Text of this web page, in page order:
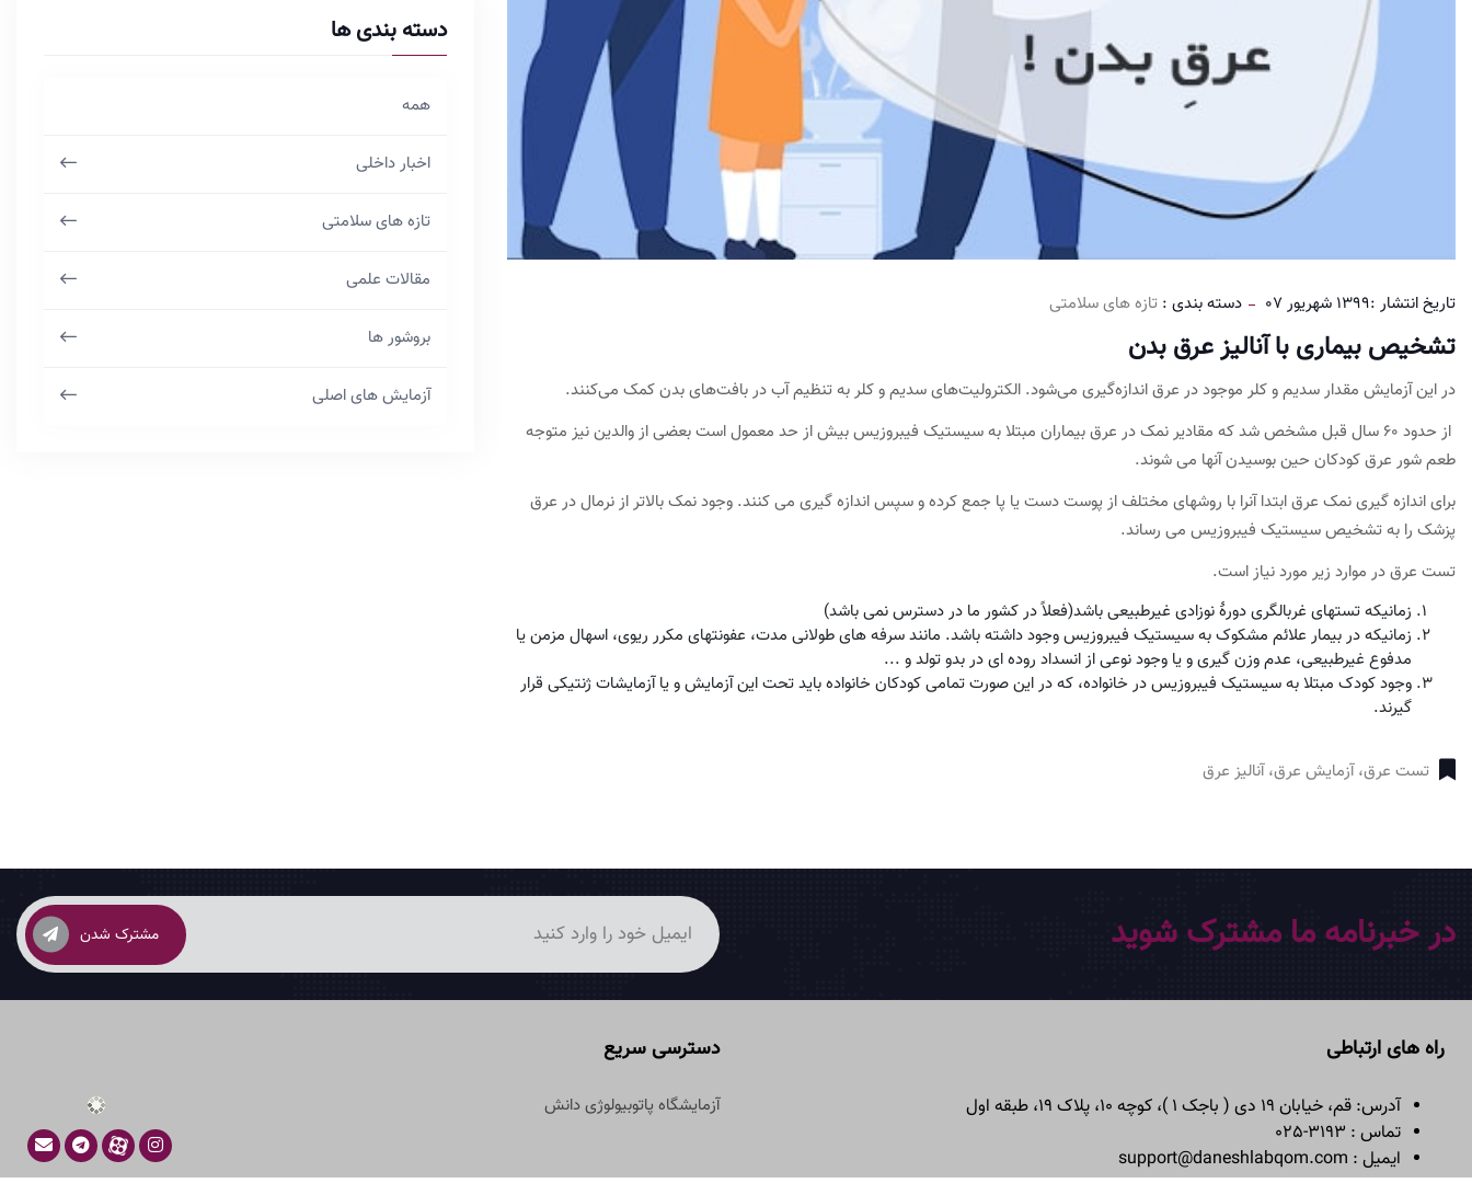
تاریخ انتشار :1399 شهریور 07 دسته بندی : تازه های سلامتی
تشخیص بیماری با آنالیز عرق بدن
در این آزمایش مقدار سدیم و کلر موجود در عرق اندازه‌گیری می‌شود. الکترولیت‌های سدیم و کلر به تنظیم آب در بافت‌های بدن کمک می‌کنند.
از حدود 60 سال قبل مشخص شد که مقادیر نمک در عرق بیماران مبتلا به سیستیک فیبروزیس بیش از حد معمول است بعضی از والدین نیز متوجه
طعم شور عرق کودکان حین بوسیدن آنها می شوند.
برای اندازه گیری نمک عرق ابتدا آنرا با روشهای مختلف از پوست دست یا پا جمع کرده و سپس اندازه گیری می کنند. وجود نمک بالاتر از نرمال در عرق
پزشک را به تشخیص سیستیک فیبروزیس می رساند.
تست عرق در موارد زیر مورد نیاز است.
زمانیکه تستهای غربالگری دورۀ نوزادی غیرطبیعی باشد(فعلاً در کشور ما در دسترس نمی باشد)
زمانیکه در بیمار علائم مشکوک به سیستیک فیبروزیس وجود داشته باشد. مانند سرفه های طولانی مدت، عفونتهای مکرر ریوی، اسهال مزمن یا
مدفوع غیرطبیعی، عدم وزن گیری و یا وجود نوعی از انسداد روده ای در بدو تولد و ...
وجود کودک مبتلا به سیستیک فیبروزیس در خانواده، که در این صورت تمامی کودکان خانواده باید تحت این آزمایش و یا آزمایشات ژنتیکی قرار
گیرند.
تست عرق، آزمایش عرق، آنالیز عرق
دسته بندی ها
همه
اخبار داخلی
تازه های سلامتی
مقالات علمی
بروشور ها
آزمایش های اصلی
در خبرنامه ما مشترک شوید مشترک شدن
راه های ارتباطی
آدرس: قم، خیابان 19 دی ( باجک 1 )، کوچه 10، پلاک 19، طبقه اول
تماس : 3193-025
ایمیل : support@daneshlabqom.com
دسترسی سریع
آزمایشگاه پاتوبیولوژی دانش